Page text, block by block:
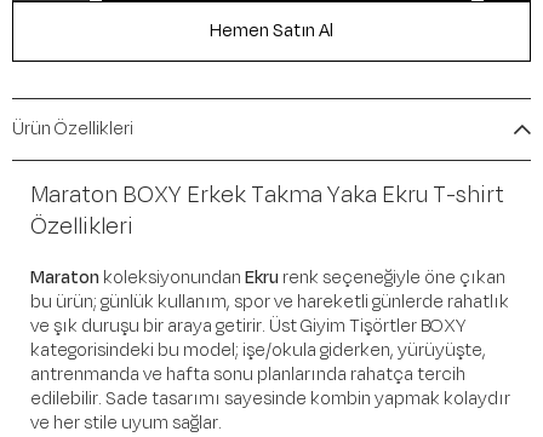
Ürün Özellikleri
Maraton BOXY Erkek Takma Yaka Ekru T-shirt
Özellikleri
Maraton koleksiyonundanEkru renk seçeneğiyle öne çıkan
bu ürün; günlük kullanım, spor ve hareketli günlerde rahatlık
ve şık duruşu bir araya getirir. Üst Giyim Tişörtler BOXY
kategorisindeki bu model; işe/okula giderken, yürüyüşte,
antrenmanda ve hafta sonu planlarında rahatça tercih
edilebilir. Sade tasarımı sayesinde kombin yapmak kolaydır
ve her stile uyum sağlar.